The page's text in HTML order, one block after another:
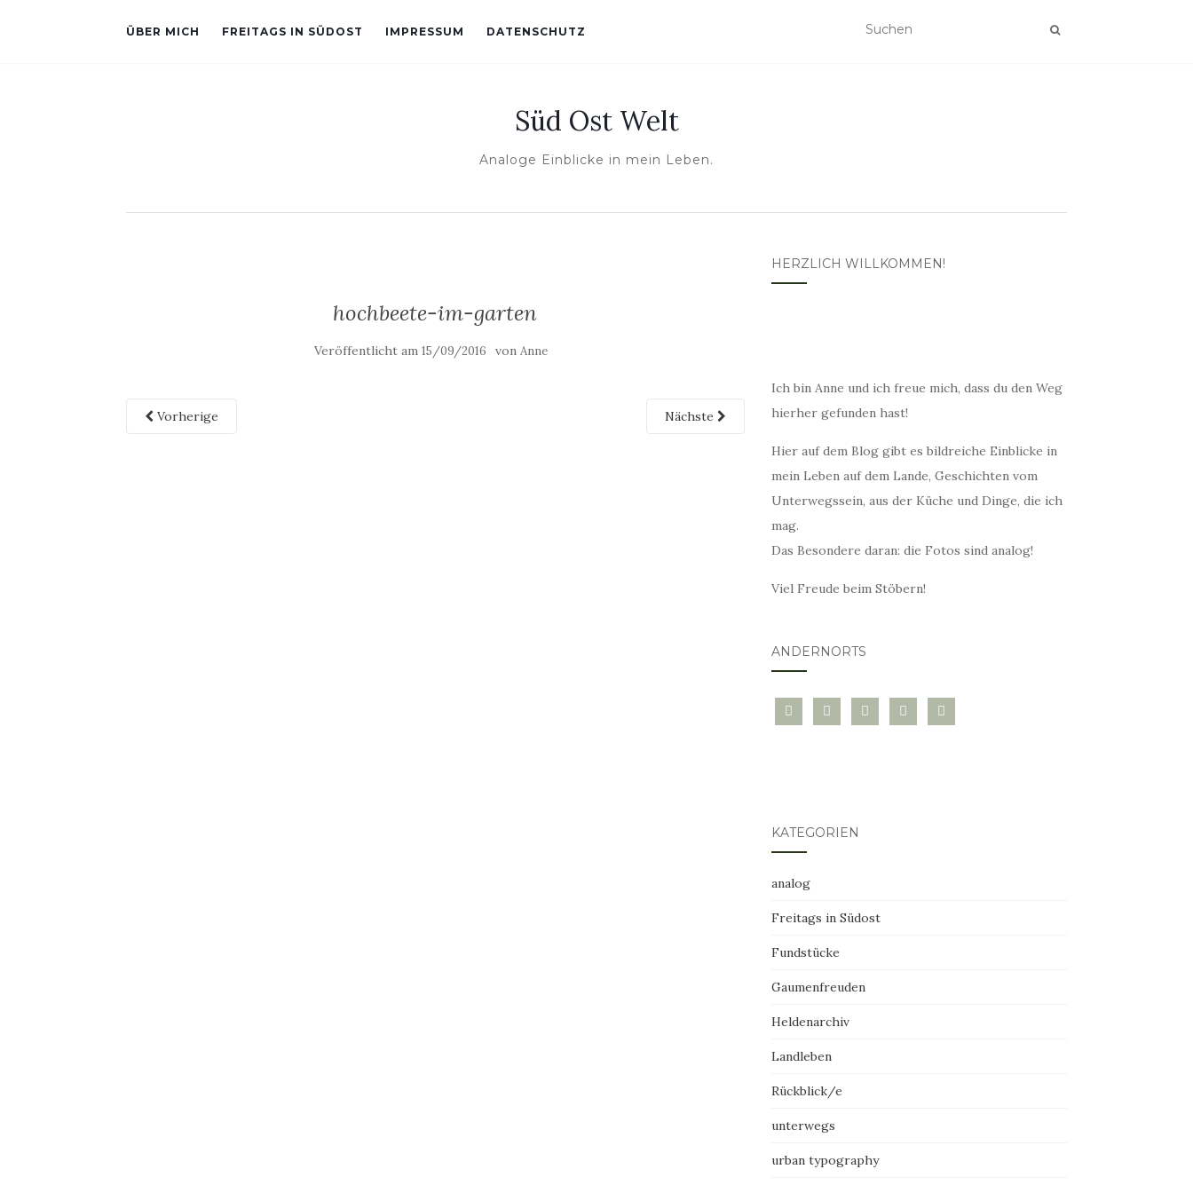
ÜBER MICH FREITAGS IN SÜDOST IMPRESSUM DATENSCHUTZ
Süd Ost Welt
Analoge Einblicke in mein Leben.
hochbeete-im-garten
Veröffentlicht am 15/09/2016 von Anne
Vorherige Nächste
HERZLICH WILLKOMMEN!
Ich bin Anne und ich freue mich, dass du den Weg
hierher gefunden hast!
Hier auf dem Blog gibt es bildreiche Einblicke in
mein Leben auf dem Lande, Geschichten vom
Unterwegssein, aus der Küche und Dinge, die ich
mag.
Das Besondere daran: die Fotos sind analog!
Viel Freude beim Stöbern!
ANDERNORTS
bloglovininstagramtwitter pinterest
mail
KATEGORIEN
analog
Freitags in Südost
Fundstücke
Gaumenfreuden
Heldenarchiv
Landleben
Rückblick/e
unterwegs
urban typography